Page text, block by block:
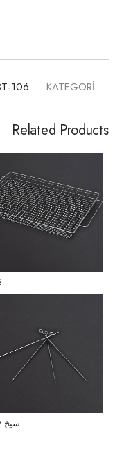
106 KATEGORİ :
Related Products
سيخ KBT-109